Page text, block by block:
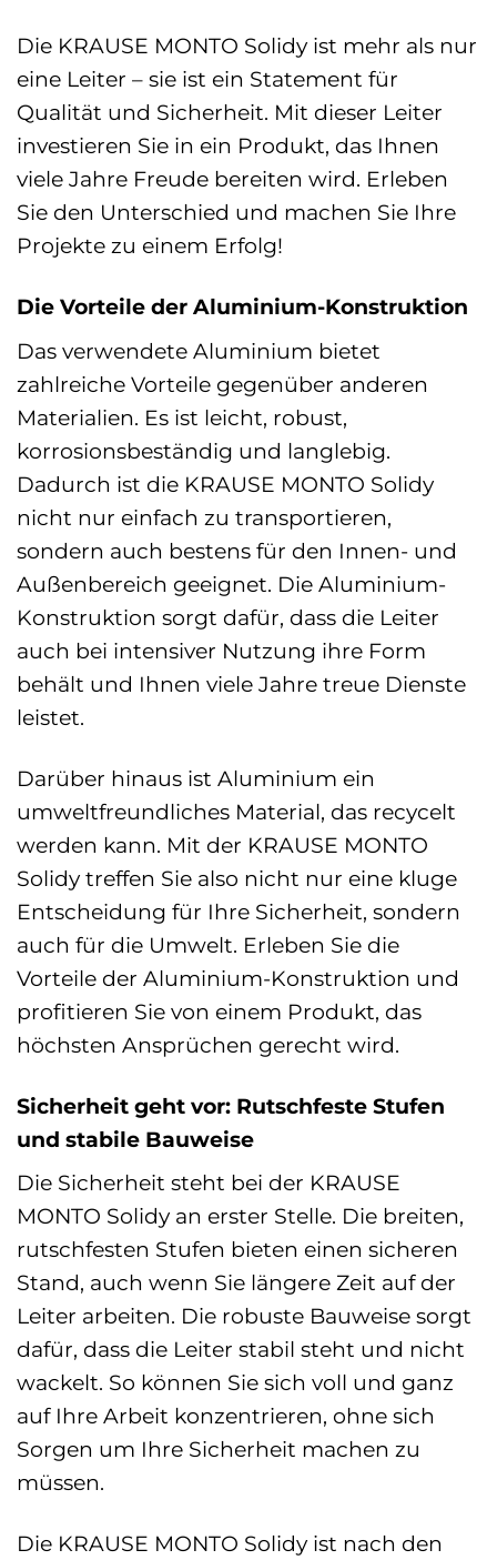
Die KRAUSE MONTO Solidy ist mehr als nur
eine Leiter – sie ist ein Statement für
Qualität und Sicherheit. Mit dieser Leiter
investieren Sie in ein Produkt, das Ihnen
viele Jahre Freude bereiten wird. Erleben
Sie den Unterschied und machen Sie Ihre
Projekte zu einem Erfolg!
Die Vorteile der Aluminium-Konstruktion
Das verwendete Aluminium bietet
zahlreiche Vorteile gegenüber anderen
Materialien. Es ist leicht, robust,
korrosionsbeständig und langlebig.
Dadurch ist die KRAUSE MONTO Solidy
nicht nur einfach zu transportieren,
sondern auch bestens für den Innen- und
Außenbereich geeignet. Die Aluminium-
Konstruktion sorgt dafür, dass die Leiter
auch bei intensiver Nutzung ihre Form
behält und Ihnen viele Jahre treue Dienste
leistet.
Darüber hinaus ist Aluminium ein
umweltfreundliches Material, das recycelt
werden kann. Mit der KRAUSE MONTO
Solidy treffen Sie also nicht nur eine kluge
Entscheidung für Ihre Sicherheit, sondern
auch für die Umwelt. Erleben Sie die
Vorteile der Aluminium-Konstruktion und
profitieren Sie von einem Produkt, das
höchsten Ansprüchen gerecht wird.
Sicherheit geht vor: Rutschfeste Stufen
und stabile Bauweise
Die Sicherheit steht bei der KRAUSE
MONTO Solidy an erster Stelle. Die breiten,
rutschfesten Stufen bieten einen sicheren
Stand, auch wenn Sie längere Zeit auf der
Leiter arbeiten. Die robuste Bauweise sorgt
dafür, dass die Leiter stabil steht und nicht
wackelt. So können Sie sich voll und ganz
auf Ihre Arbeit konzentrieren, ohne sich
Sorgen um Ihre Sicherheit machen zu
müssen.
Die KRAUSE MONTO Solidy ist nach den